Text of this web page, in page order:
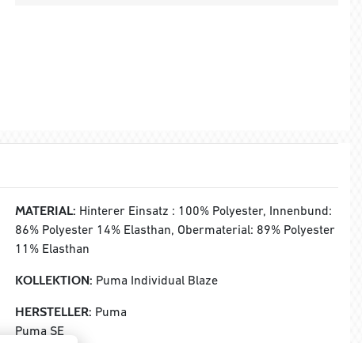
MATERIAL: Hinterer Einsatz : 100% Polyester, Innenbund:
86% Polyester 14% Elasthan, Obermaterial: 89% Polyester
11% Elasthan
KOLLEKTION: Puma Individual Blaze
HERSTELLER: Puma
Puma SE